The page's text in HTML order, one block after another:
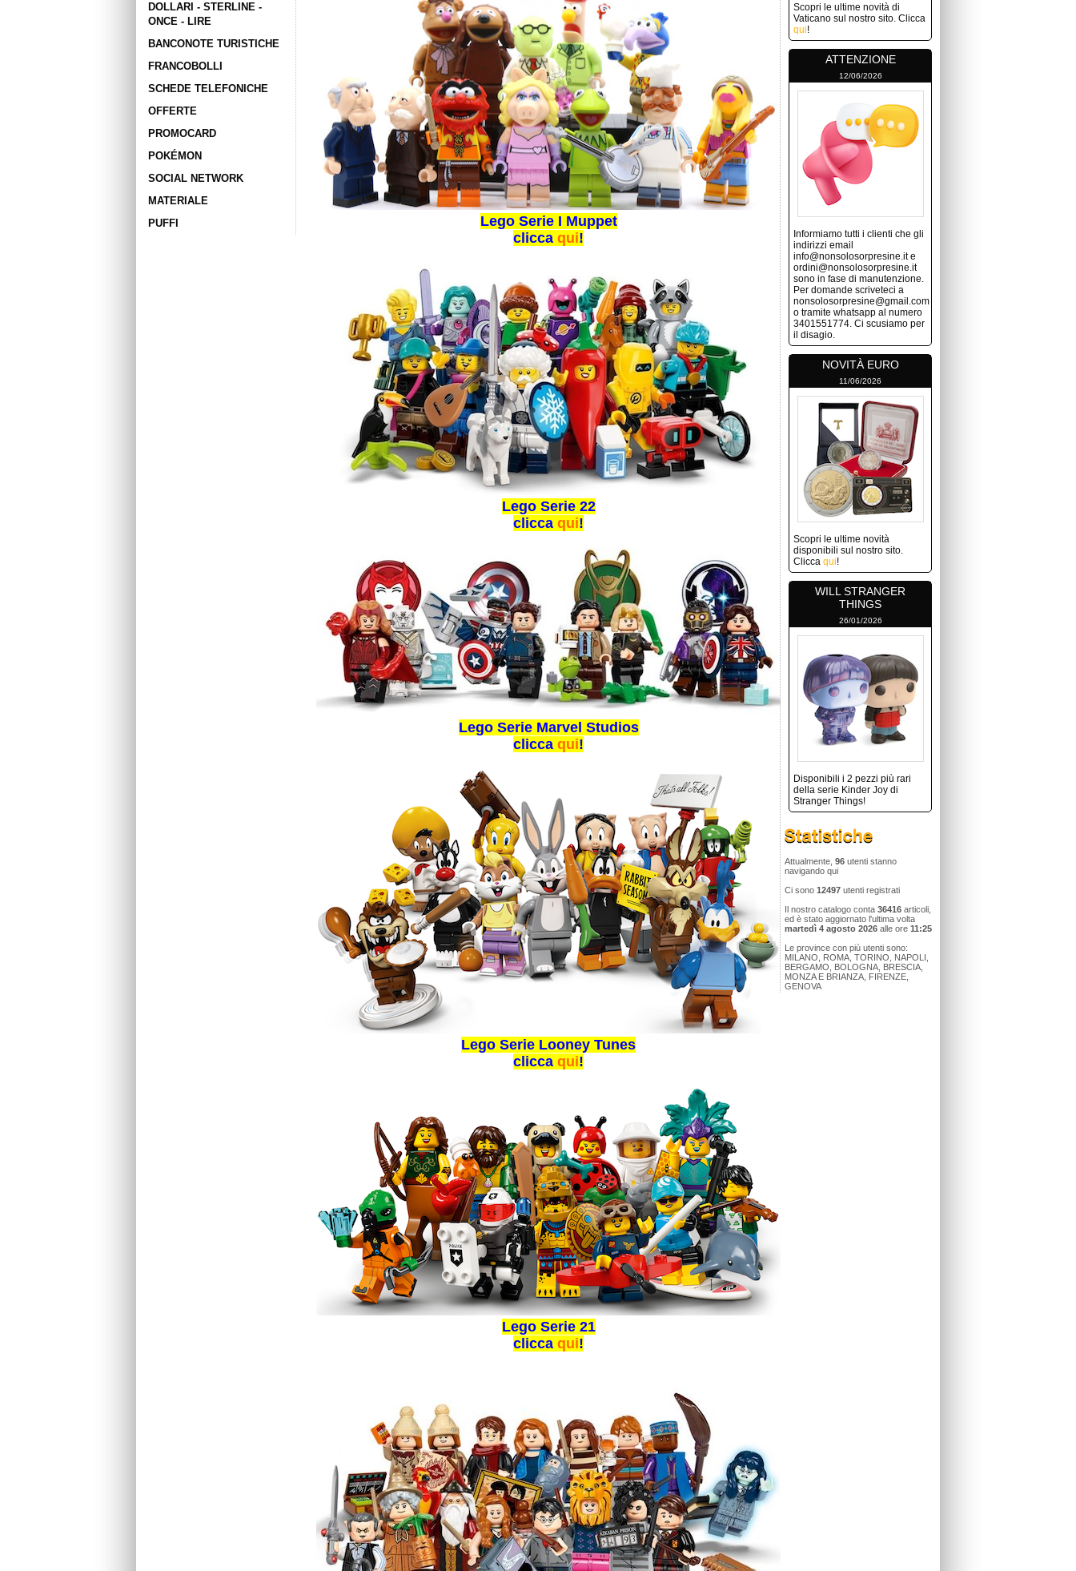
DOLLARI - STERLINE -
ONCE - LIRE
BANCONOTE TURISTICHE
FRANCOBOLLI
SCHEDE TELEFONICHE
OFFERTE
PROMOCARD
POKÉMON
SOCIAL NETWORK
MATERIALE
PUFFI
Lego Serie I Muppet
clicca qui!
Lego Serie 22
clicca qui!
Lego Serie Marvel Studios
clicca qui!
Lego Serie Looney Tunes
clicca qui!
Lego Serie 21
clicca qui!
Scopri le ultime novità di
Vaticano sul nostro sito. Clicca
qui!
ATTENZIONE
12/06/2026
Informiamo tutti i clienti che gli
indirizzi email
info@nonsolosorpresine.it e
ordini@nonsolosorpresine.it
sono in fase di manutenzione.
Per domande scriveteci a
nonsolosorpresine@gmail.com
o tramite whatsapp al numero
3401551774. Ci scusiamo per
il disagio.
NOVITÀ EURO
11/06/2026
Scopri le ultime novità
disponibili sul nostro sito.
Clicca qui!
WILL STRANGER
THINGS
26/01/2026
Disponibili i 2 pezzi più rari
della serie Kinder Joy di
Stranger Things!
Attualmente, 96 utenti stanno
navigando qui
Ci sono 12497 utenti registrati
Il nostro catalogo conta 36416 articoli,
ed è stato aggiornato l'ultima volta
martedì 4 agosto 2026 alle ore 11:25
Le province con più utenti sono:
MILANO, ROMA, TORINO, NAPOLI,
BERGAMO, BOLOGNA, BRESCIA,
MONZA E BRIANZA, FIRENZE,
GENOVA